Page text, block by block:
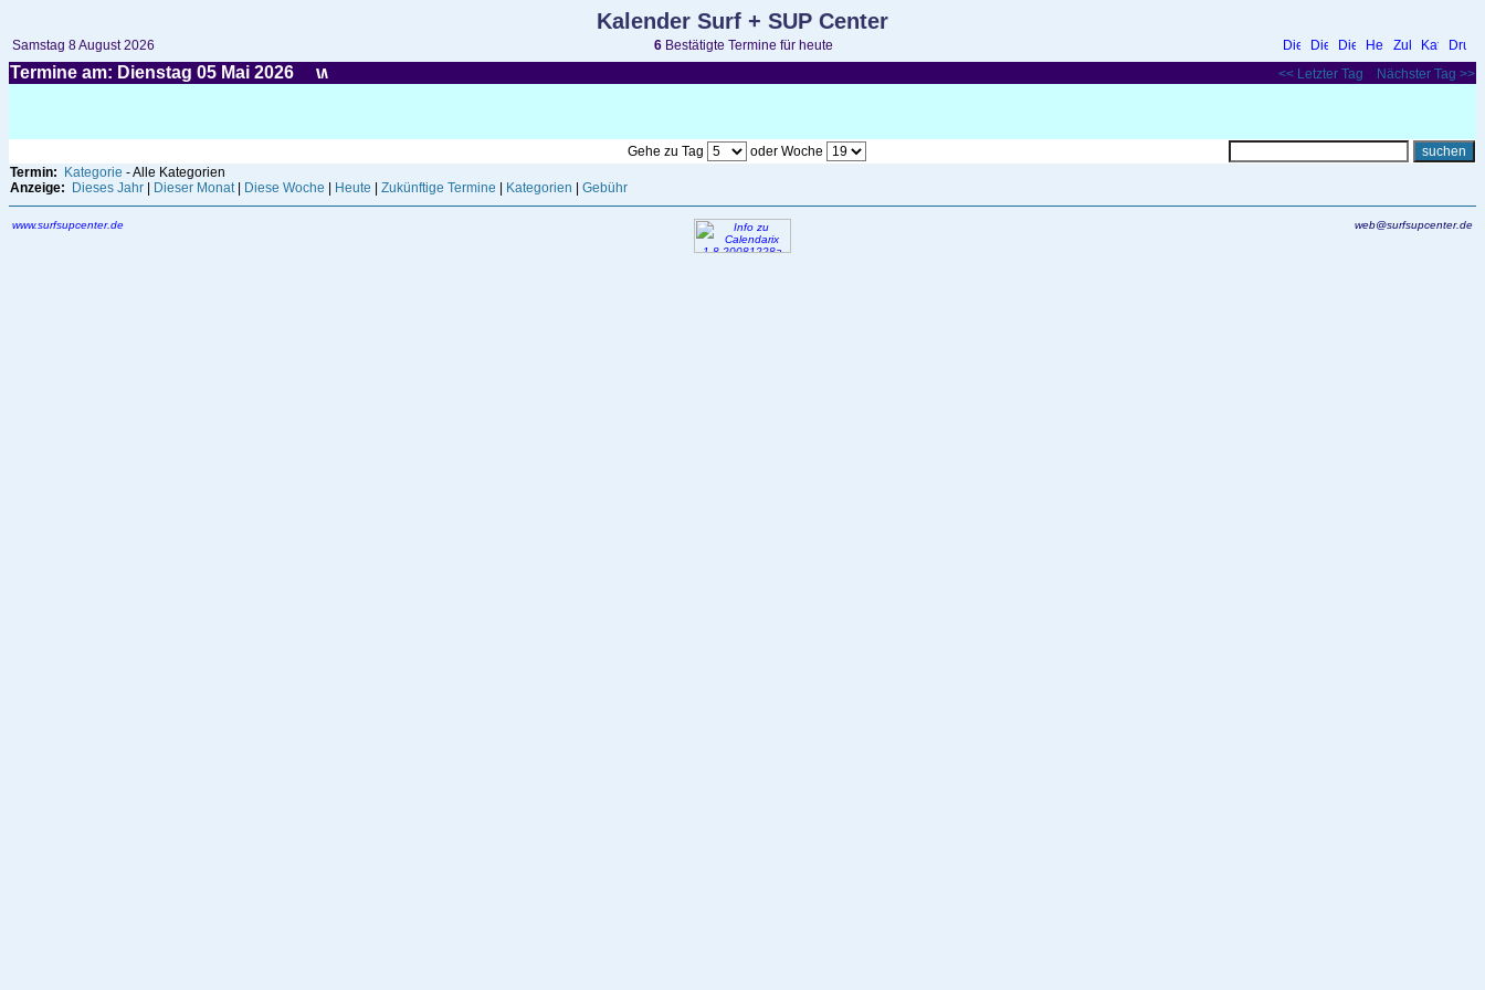
Kalender Surf + SUP Center
Samstag 8 August 2026 6Bestätigte Termine für heute
Termine am: Dienstag 05 Mai 2026 << Letzter Tag Nächster Tag >>
Gehe zu Tag
oder Woche
Termin:
Kategorie - Alle Kategorien
Anzeige:
Dieses Jahr Dieser Monat| Diese Woche Heute Zukünftige Termine Kategorien Gebühr
www.surfsupcenter.de web@surfsupcenter.de